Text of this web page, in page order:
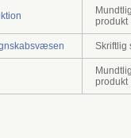
produkt
Skriftlig
produkt